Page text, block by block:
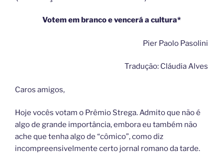
Votem em branco e vencerá a cultura*
Pier Paolo Pasolini
Tradução: Cláudia Alves
Caros amigos,
Hoje vocês votam o Prêmio Strega. Admito que não é
algo de grande importância, embora eu também não
ache que tenha algo de “cômico”, como diz
incompreensivelmente certo jornal romano da tarde.